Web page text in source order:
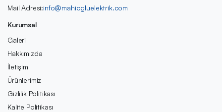
Mail Adresi:info@mahiogluelektrik.com
Kurumsal
Galeri
Hakkımızda
İletişim
Ürünlerimiz
Gizlilik Politikası
Kalite Politikası